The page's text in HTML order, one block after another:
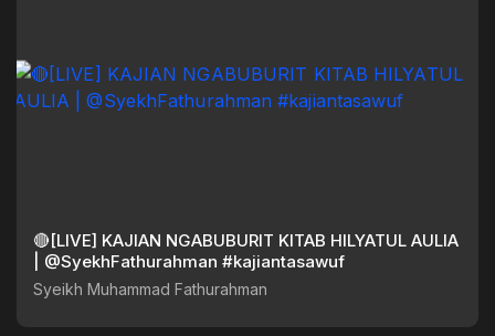
🔴[LIVE] KAJIAN NGABUBURIT KITAB HILYATUL AULIA
| @SyekhFathurahman #kajiantasawuf
Syeikh Muhammad Fathurahman